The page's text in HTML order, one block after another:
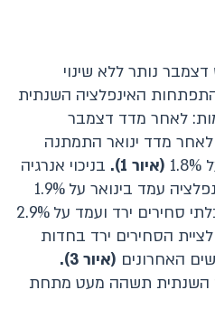
נותר ללא שינוי
ינואר ירד ב-0.3%. התפתחות האינפלציה השנתית
לאחר מדד דצמבר
מדד ינואר התמתנה
(איור 1).
בניכוי אנרגיה
עמד בינואר על 1.9%
קצב אינפלציית הבלתי סחירים ירד ועמד על 2.9%
הסחירים ירד בחדות
(איור 3).
השנתית תשהה מעט מתחת